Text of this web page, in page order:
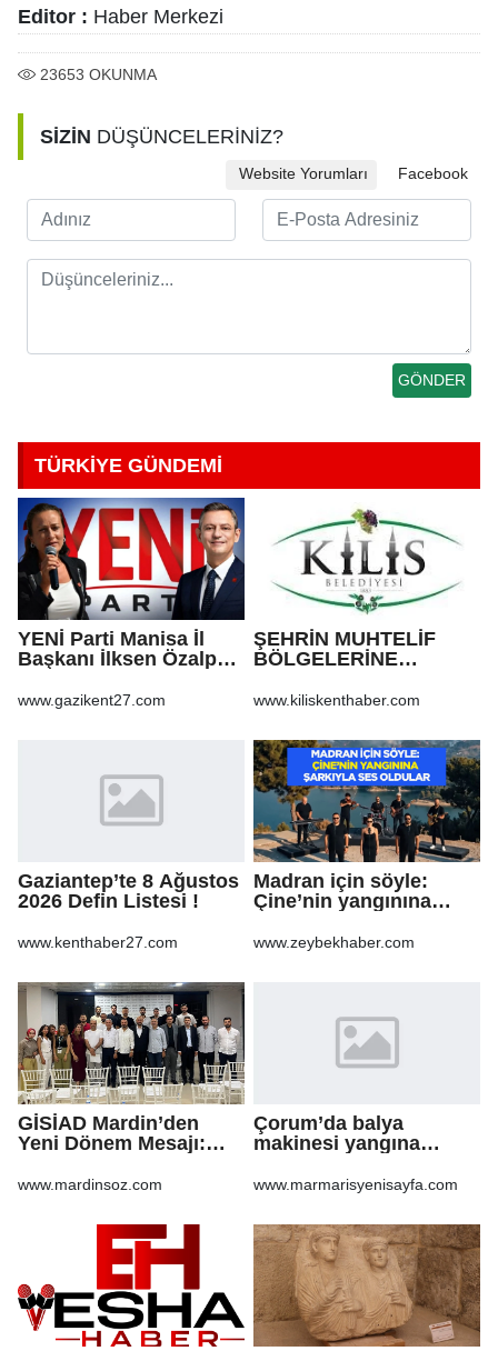
Editor : Haber Merkezi
23653 OKUNMA
SİZİN DÜŞÜNCELERİNİZ?
Website Yorumları Facebook
TÜRKİYE GÜNDEMİ
YENİ Parti Manisa İl
Başkanı İlksen Özalper
www.gazikent27.com
ŞEHRİN MUHTELİF
BÖLGELERİNE
VE BOZULAN
ONARILMASI YAPIM İŞİ
www.kiliskenthaber.com
Gaziantep’te 8 Ağustos
2026 Defin Listesi !
www.kenthaber27.com
Madran için söyle:
Çine’nin yangınına
www.zeybekhaber.com
GİSİAD Mardin’den
Yeni Dönem Mesajı:
Daha Çok Üretim
www.mardinsoz.com
Çorum’da balya
makinesi yangına
anız küle döndü
www.marmarisyenisayfa.com